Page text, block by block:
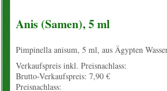
Anis (Samen), 5 ml
Pimpinella anisum, 5 ml, aus Ägypten
Verkaufspreis inkl. Preisnachlass:
Brutto-Verkaufspreis: 7,90 €
Preisnachlass: